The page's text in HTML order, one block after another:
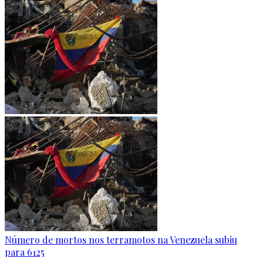
Número de mortos nos terramotos na Venezuela subiu
para 6125